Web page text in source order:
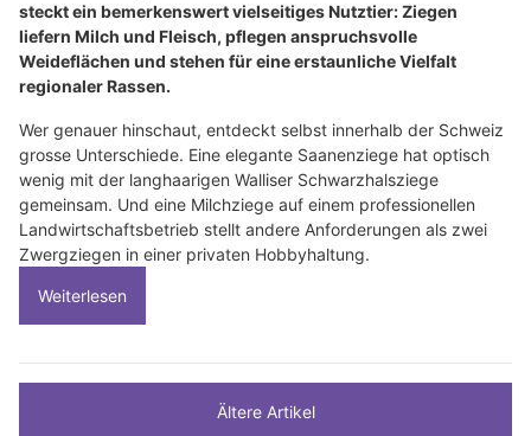
steckt ein bemerkenswert vielseitiges Nutztier: Ziegen
liefern Milch und Fleisch, pflegen anspruchsvolle
Weideflächen und stehen für eine erstaunliche Vielfalt
regionaler Rassen.
Wer genauer hinschaut, entdeckt selbst innerhalb der Schweiz
grosse Unterschiede. Eine elegante Saanenziege hat optisch
wenig mit der langhaarigen Walliser Schwarzhalsziege
gemeinsam. Und eine Milchziege auf einem professionellen
Landwirtschaftsbetrieb stellt andere Anforderungen als zwei
Zwergziegen in einer privaten Hobbyhaltung.
Weiterlesen
Ältere Artikel